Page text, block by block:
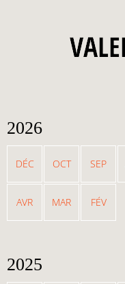
2026
DÉC OCT SEP
AVR MAR FÉV
2025